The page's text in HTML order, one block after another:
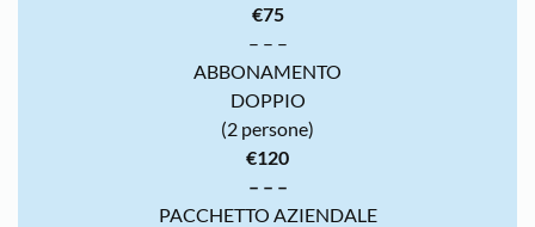
€75
– – –
ABBONAMENTO
DOPPIO
(2 persone)
€120
– – –
PACCHETTO AZIENDALE